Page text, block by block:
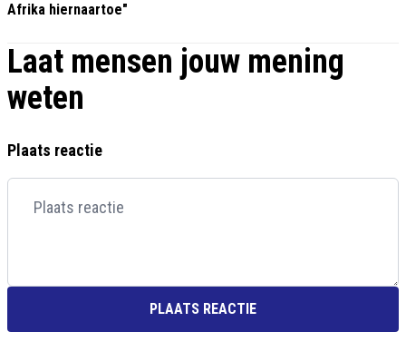
Afrika hiernaartoe"
Laat mensen jouw mening
weten
Plaats reactie
PLAATS REACTIE